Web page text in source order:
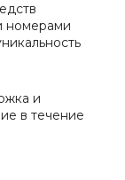
номерами
и
в течение